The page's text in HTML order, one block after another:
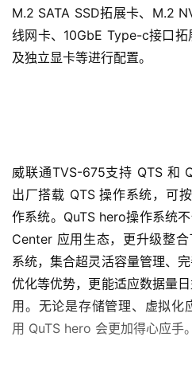
M.2 SATA SSD拓展卡、M.2
线网卡、10GbE Type-c接口
及独立显卡等进行配置。
威联通TVS-675支持 QTS 和
出厂搭载 QTS 操作系统，可
作系统。QuTS hero操作系统
Center 应用生态，更升级整合
系统，集合超灵活容量管理、
优化等优势，更能适应数据量
用。无论是存储管理、虚拟化
用 QuTS hero 会更加得心应手。